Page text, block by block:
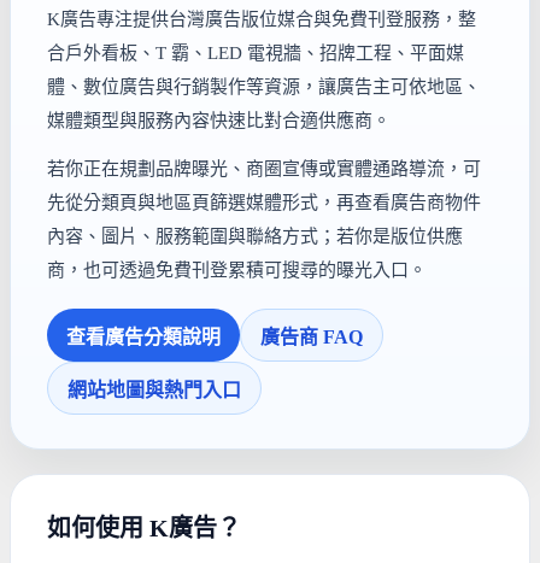
K廣告專注提供台灣廣告版位媒合與免費刊登服務，整
合戶外看板、T 霸、LED 電視牆、招牌工程、平面媒
體、數位廣告與行銷製作等資源，讓廣告主可依地區、
媒體類型與服務內容快速比對合適供應商。
若你正在規劃品牌曝光、商圈宣傳或實體通路導流，可
先從分類頁與地區頁篩選媒體形式，再查看廣告商物件
內容、圖片、服務範圍與聯絡方式；若你是版位供應
商，也可透過免費刊登累積可搜尋的曝光入口。
查看廣告分類說明 廣告商 FAQ
網站地圖與熱門入口
如何使用 K廣告？